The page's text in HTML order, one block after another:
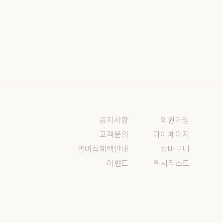
공지사항
고객문의
멤버십혜택안내
이벤트
회원가입
마이페이지
장바구니
위시리스트